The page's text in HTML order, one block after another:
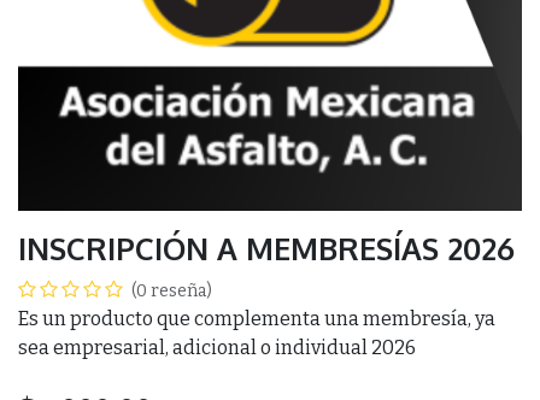
INSCRIPCIÓN A MEMBRESÍAS 2026
(0 reseña)
Es un producto que complementa una membresía, ya
sea empresarial, adicional o individual 2026